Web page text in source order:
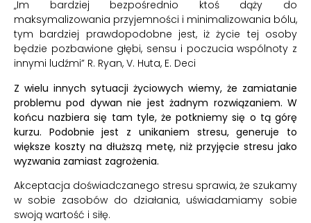
„Im bardziej bezpośrednio ktoś dąży do
maksymalizowania przyjemności i minimalizowania bólu,
tym bardziej prawdopodobne jest, iż życie tej osoby
będzie pozbawione głębi, sensu i poczucia wspólnoty z
innymi ludźmi” R. Ryan, V. Huta, E. Deci
Z wielu innych sytuacji życiowych wiemy, że zamiatanie
problemu pod dywan nie jest żadnym rozwiązaniem. W
końcu nazbiera się tam tyle, że potkniemy się o tą górę
kurzu. Podobnie jest z unikaniem stresu, generuje to
większe koszty na dłuższą metę, niż przyjęcie stresu jako
wyzwania zamiast zagrożenia.
Akceptacja doświadczanego stresu sprawia, że szukamy
w sobie zasobów do działania, uświadamiamy sobie
swoją wartość i siłę.